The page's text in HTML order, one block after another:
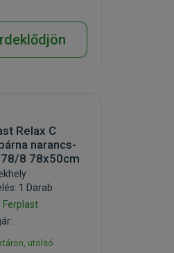
Relax C
narancs-
8 78x50cm
1 Darab
Ferplast
utolsó